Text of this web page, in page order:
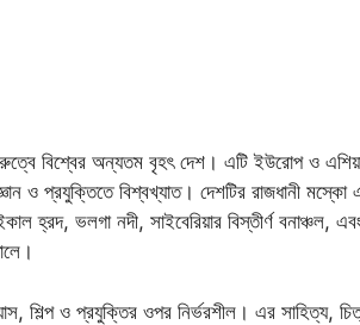
বিশ্বের অন্যতম বৃহৎ দেশ। এটি ইউরোপ ও
ও প্রযুক্তিতে বিশ্বখ্যাত। দেশটির রাজধানী মস্কো
হ্রদ, ভলগা নদী, সাইবেরিয়ার বিস্তীর্ণ বনাঞ্চল,
শিল্প ও প্রযুক্তির ওপর নির্ভরশীল। এর সাহিত্য,